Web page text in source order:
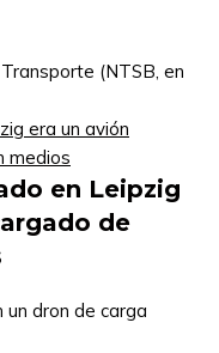
(NTSB, en
en Leipzig
de
dron de carga